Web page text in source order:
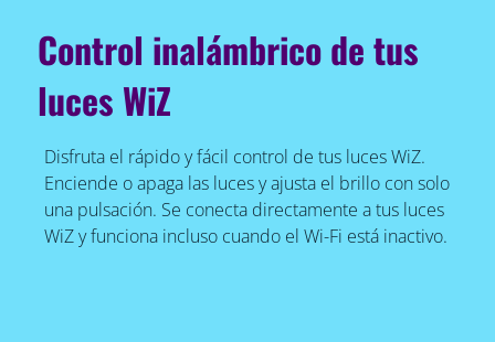
Control inalámbrico de tus
luces WiZ
Disfruta el rápido y fácil control de tus luces WiZ.
Enciende o apaga las luces y ajusta el brillo con solo
una pulsación. Se conecta directamente a tus luces
WiZ y funciona incluso cuando el Wi-Fi está inactivo.